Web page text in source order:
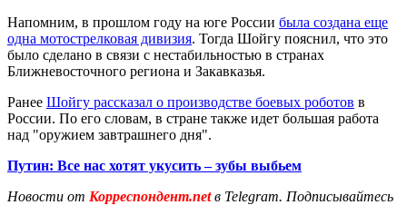
Напомним, в прошлом году на юге России была создана еще
одна мотострелковая дивизия. Тогда Шойгу пояснил, что это
было сделано в связи с нестабильностью в странах
Ближневосточного региона и Закавказья.
Ранее Шойгу рассказал о производстве боевых роботов в
России. По его словам, в стране также идет большая работа
над "оружием завтрашнего дня".
Путин: Все нас хотят укусить – зубы выбьем
Новости от Корреспондент.netв Telegram. Подписывайтесь